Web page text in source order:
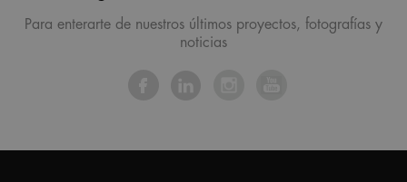
Para enterarte de nuestros últimos proyectos, fotografías y
noticias